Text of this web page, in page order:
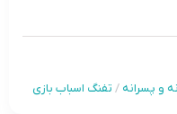
و پسرانه / تفنگ اسباب بازی